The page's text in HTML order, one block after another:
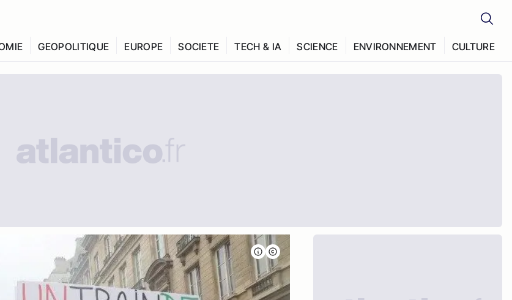
GEOPOLITIQUE EUROPE SOCIETE TECH & IA SCIENCE ENVIRONNEMENT CULTURE